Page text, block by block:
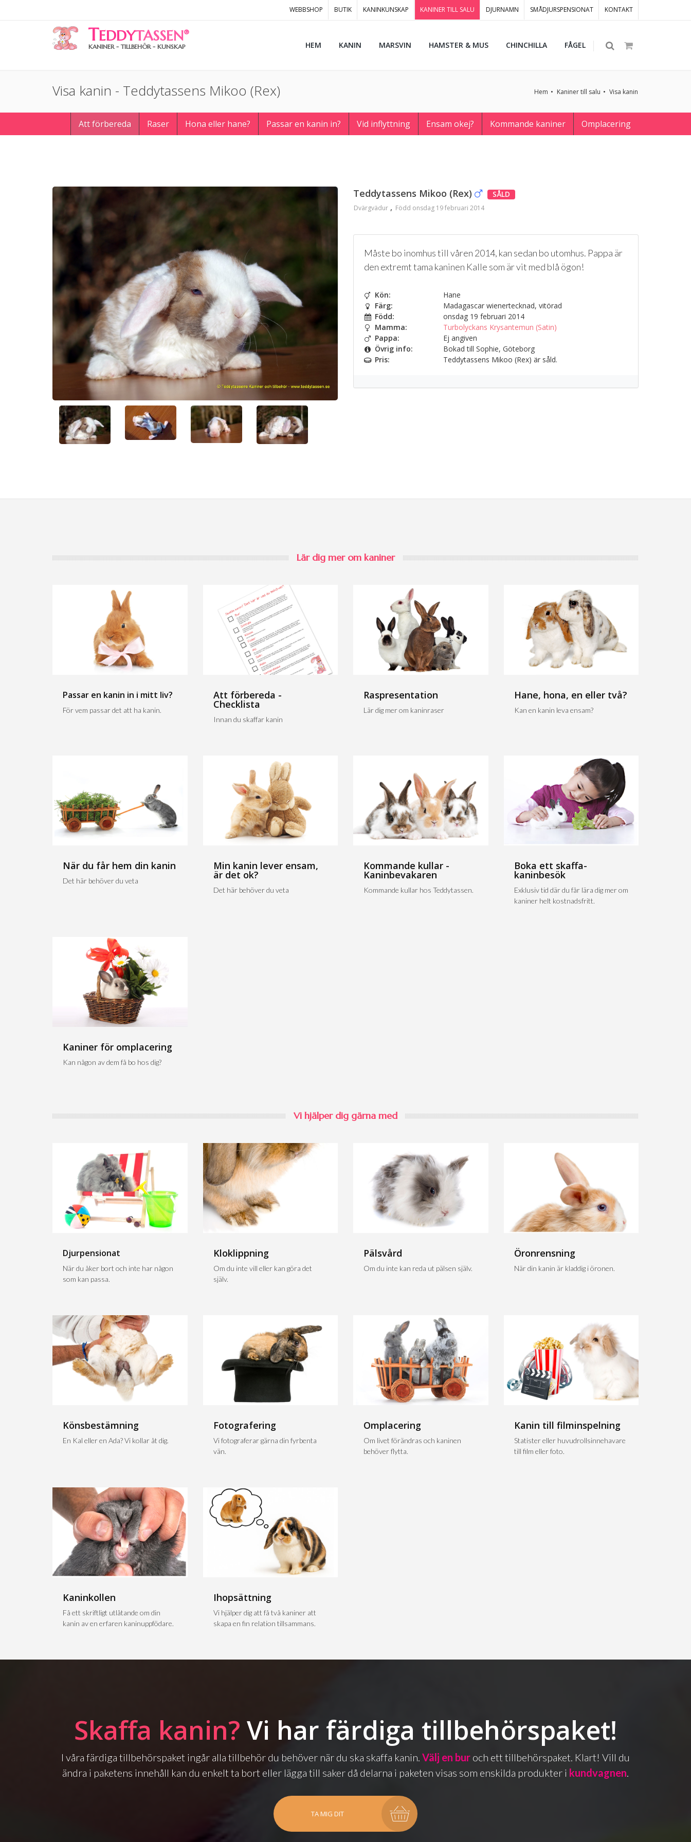
WEBBSHOP BUTIK KANINKUNSKAP KANINER TILL SALU DJURNAMN SMÅDJURSPENSIONAT KONTAKT
TEDDYTASSEN®
KANINER - TILLBEHÖR - KUNSKAP HEM KANIN MARSVIN HAMSTER & MUS CHINCHILLA FÅGEL
Visa kanin - Teddytassens Mikoo (Rex) Hem Kaniner till salu Visa kanin
Att förbereda Raser Hona eller hane? Passar en kanin in? Vid inflyttning Ensam okej? Kommande kaniner Omplacering
Teddytassens Mikoo (Rex) SÅLD
Dvärgvädur Född onsdag 19 februari 2014
Måste bo inomhus till våren 2014, kan sedan bo utomhus. Pappa är
den extremt tama kaninen Kalle som är vit med blå ögon!
Kön:
Hane
Färg:
Madagascar wienertecknad, vitörad
Född:
onsdag 19 februari 2014
Mamma:
Turbolyckans Krysantemun (Satin)
Pappa:
Ej angiven
Övrig info:
Bokad till Sophie, Göteborg
Pris:
Teddytassens Mikoo (Rex) är såld.
Lär dig mer om kaniner
Passar en kanin in i mitt liv?
För vem passar det att ha kanin.
Att förbereda -
Checklista
Innan du skaffar kanin
Raspresentation
Lär dig mer om kaninraser
Hane, hona, en eller två?
Kan en kanin leva ensam?
När du får hem din kanin
Det här behöver du veta
Min kanin lever ensam,
är det ok?
Det här behöver du veta
Kommande kullar -
Kaninbevakaren
Kommande kullar hos Teddytassen.
Boka ett skaffa-
kaninbesök
Exklusiv tid där du får lära dig mer om
kaniner helt kostnadsfritt.
Kaniner för omplacering
Kan någon av dem få bo hos dig?
Vi hjälper dig gärna med
Djurpensionat
När du åker bort och inte har någon
som kan passa.
Kloklippning
Om du inte vill eller kan göra det
själv.
Pälsvård
Om du inte kan reda ut pälsen själv.
Öronrensning
När din kanin är kladdig i öronen.
Könsbestämning
En Kal eller en Ada? Vi kollar åt dig.
Fotografering
Vi fotograferar gärna din fyrbenta
vän.
Omplacering
Om livet förändras och kaninen
behöver flytta.
Kanin till filminspelning
Statister eller huvudrollsinnehavare
till film eller foto.
Kaninkollen
Få ett skriftligt utlåtande om din
kanin av en erfaren kaninuppfödare.
Ihopsättning
Vi hjälper dig att få två kaniner att
skapa en fin relation tillsammans.
Skaffa kanin? Vi har färdiga tillbehörspaket!
I våra färdiga tillbehörspaket ingår alla tillbehör du behöver när du ska skaffa kanin. Välj en bur och ett tillbehörspaket. Klart! Vill du
ändra i paketens innehåll kan du enkelt ta bort eller lägga till saker då delarna i paketen visas som enskilda produkter i kundvagnen.
TA MIG DIT